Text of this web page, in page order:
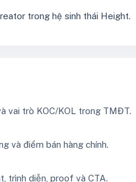
trong hệ sinh thái Height.
vai trò KOC/KOL trong TMĐT.
và điểm bán hàng chính.
trình diễn, proof và CTA.